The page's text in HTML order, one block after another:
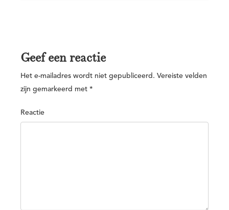
Geef een reactie
Het e-mailadres wordt niet gepubliceerd. Vereiste velden
zijn gemarkeerd met *
Reactie